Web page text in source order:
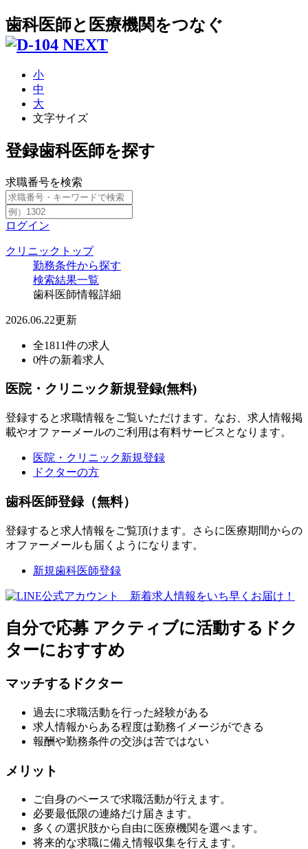
歯科医師と医療機関をつなぐ
小
中
大
文字サイズ
登録歯科医師を探す
求職番号を検索
ログイン
クリニックトップ
勤務条件から探す
検索結果一覧
歯科医師情報詳細
2026.06.22更新
全1811件の求人
0件の新着求人
医院・クリニック新規登録(無料)
登録すると求職情報をご覧いただけます。なお、求人情報掲
載やオファーメールのご利用は有料サービスとなります。
医院・クリニック新規登録
ドクターの方
歯科医師登録（無料）
登録すると求人情報をご覧頂けます。さらに医療期間からの
オファーメールも届くようになります。
新規歯科医師登録
自分で応募 アクティブに活動するドク
ターにおすすめ
マッチするドクター
過去に求職活動を行った経験がある
求人情報からある程度は勤務イメージができる
報酬や勤務条件の交渉は苦ではない
メリット
ご自身のペースで求職活動が行えます。
必要最低限の連絡だけ届きます。
多くの選択肢から自由に医療機関を選べます。
将来的な求職に備え情報収集を行えます。